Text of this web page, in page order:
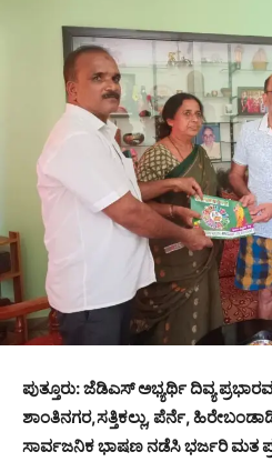
ಪುತ್ತೂರು: ಜೆಡಿಎಸ್ ಅಭ್ಯರ್ಥಿ ದಿವ್ಯ
ಶಾಂತಿನಗರ,ಸತ್ತಿಕಲ್ಲು, ಪೆರ್ನೆ,
ಸಾರ್ವಜನಿಕ ಭಾಷಣ ನಡೆಸಿ ಭರ್ಜರಿ ಮತ